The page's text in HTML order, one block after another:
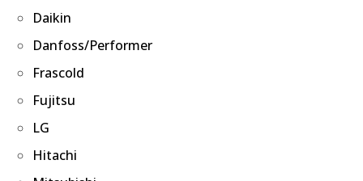
Daikin
Danfoss/Performer
Frascold
Fujitsu
LG
Hitachi